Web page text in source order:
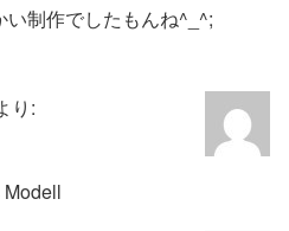
制作でしたもんね^_^;
り: